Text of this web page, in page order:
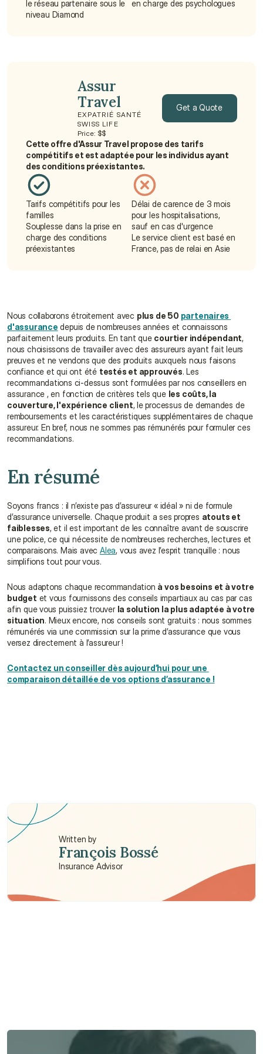
le réseau partenaire sous le
niveau Diamond
en charge des psychologues
Assur
Travel
EXPATRIÉ SANTÉ
SWISS LIFE
Price: $$
Get a Quote
Cette offre d'Assur Travel propose des tarifs
compétitifs et est adaptée pour les individus ayant
des conditions préexistantes.
Tarifs compétitifs pour les
familles
Souplesse dans la prise en
charge des conditions
préexistantes
Délai de carence de 3 mois
pour les hospitalisations,
sauf en cas d'urgence
Le service client est basé en
France, pas de relai en Asie
Nous collaborons étroitement avec plus de 50 partenaires
d'assurance depuis de nombreuses années et connaissons
parfaitement leurs produits. En tant que courtier indépendant,
nous choisissons de travailler avec des assureurs ayant fait leurs
preuves et ne vendons que des produits auxquels nous faisons
confiance et qui ont été testés et approuvés. Les
recommandations ci-dessus sont formulées par nos conseillers en
assurance , en fonction de critères tels que les coûts, la
couverture, l'expérience client, le processus de demandes de
remboursements et les caractéristiques supplémentaires de chaque
assureur. En bref, nous ne sommes pas rémunérés pour formuler ces
recommandations.
En résumé
Soyons francs : il n’existe pas d’assureur « idéal » ni de formule
d’assurance universelle. Chaque produit a ses propres atouts et
faiblesses, et il est important de les connaître avant de souscrire
une police, ce qui nécessite de nombreuses recherches, lectures et
comparaisons. Mais avec Alea, vous avez l’esprit tranquille : nous
simplifions tout pour vous.
Nous adaptons chaque recommandation à vos besoins et à votre
budget et vous fournissons des conseils impartiaux au cas par cas
afin que vous puissiez trouver la solution la plus adaptée à votre
situation. Mieux encore, nos conseils sont gratuits : nous sommes
rémunérés via une commission sur la prime d’assurance que vous
versez directement à l’assureur !
Contactez un conseiller dès aujourd’hui pour une
comparaison détaillée de vos options d’assurance !
Pourquoi choisir une assurance internationale
plutôt qu'un plan local ?
Written by
François Bossé
Insurance Advisor